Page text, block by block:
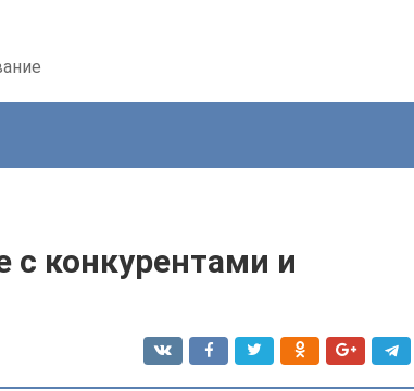
с конкурентами и